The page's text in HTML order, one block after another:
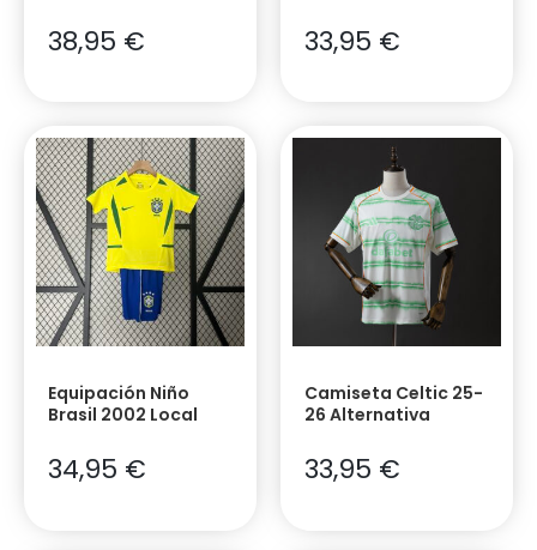
38,95 € 33,95 €
Equipación Niño
Brasil 2002 Local
34,95 €
Camiseta Celtic 25-
26 Alternativa
33,95 €